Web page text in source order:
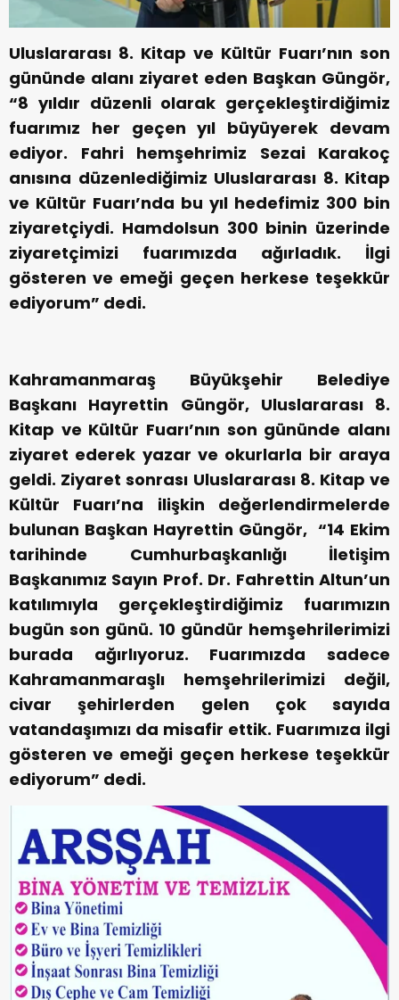
Uluslararası 8. Kitap ve Kültür Fuarı’nın son
gününde alanı ziyaret eden Başkan Güngör,
“8 yıldır düzenli olarak gerçekleştirdiğimiz
fuarımız her geçen yıl büyüyerek devam
ediyor. Fahri hemşehrimiz Sezai Karakoç
anısına düzenlediğimiz Uluslararası 8. Kitap
ve Kültür Fuarı’nda bu yıl hedefimiz 300 bin
ziyaretçiydi. Hamdolsun 300 binin üzerinde
ziyaretçimizi fuarımızda ağırladık. İlgi
gösteren ve emeği geçen herkese teşekkür
ediyorum” dedi.
Kahramanmaraş Büyükşehir Belediye
Başkanı Hayrettin Güngör, Uluslararası 8.
Kitap ve Kültür Fuarı’nın son gününde alanı
ziyaret ederek yazar ve okurlarla bir araya
geldi. Ziyaret sonrası Uluslararası 8. Kitap ve
Kültür Fuarı’na ilişkin değerlendirmelerde
bulunan Başkan Hayrettin Güngör, “14 Ekim
tarihinde Cumhurbaşkanlığı İletişim
Başkanımız Sayın Prof. Dr. Fahrettin Altun’un
katılımıyla gerçekleştirdiğimiz fuarımızın
bugün son günü. 10 gündür hemşehrilerimizi
burada ağırlıyoruz. Fuarımızda sadece
Kahramanmaraşlı hemşehrilerimizi değil,
civar şehirlerden gelen çok sayıda
vatandaşımızı da misafir ettik. Fuarımıza ilgi
gösteren ve emeği geçen herkese teşekkür
ediyorum” dedi.